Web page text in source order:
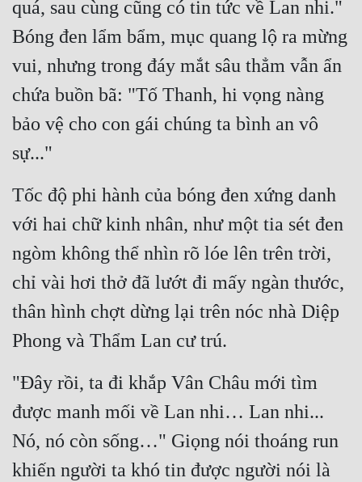
Điềm Đạm
quá, sau cùng cũng có tin tức về Lan nhi."
Bóng đen lẩm bẩm, mục quang lộ ra mừng
vui, nhưng trong đáy mắt sâu thẳm vẫn ẩn
chứa buồn bã: "Tố Thanh, hi vọng nàng
bảo vệ cho con gái chúng ta bình an vô
sự..."
Tốc độ phi hành của bóng đen xứng danh
với hai chữ kinh nhân, như một tia sét đen
ngòm không thể nhìn rõ lóe lên trên trời,
chỉ vài hơi thở đã lướt đi mấy ngàn thước,
thân hình chợt dừng lại trên nóc nhà Diệp
Phong và Thẩm Lan cư trú.
"Đây rồi, ta đi khắp Vân Châu mới tìm
được manh mối về Lan nhi… Lan nhi...
Nó, nó còn sống…" Giọng nói thoáng run
khiến người ta khó tin được người nói là